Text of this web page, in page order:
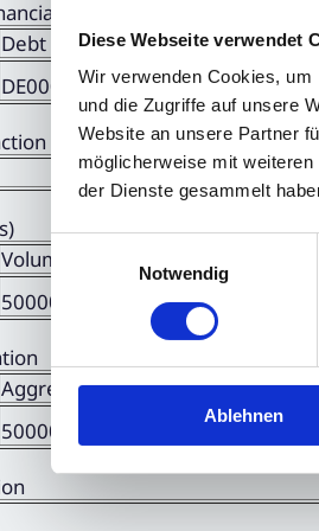
Diese Webseite verwendet
Wir verwenden Cookies,
und die Zugriffe auf unsere
Website an unsere Partner
möglicherweise mit
der Dienste gesammelt
Einwilligungsauswahl
Notwendig
Ablehnen
instrument, type of
Debt instrument
DE000A383C76
Volume(s)
50000.00 EUR
Aggregated volume
50000.0000 EUR